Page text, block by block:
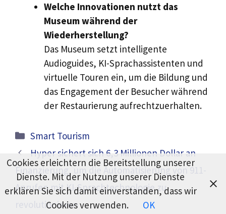
Welche Innovationen nutzt das
Museum während der
Wiederherstellung?
Das Museum setzt intelligente
Audioguides, KI-Sprachassistenten und
virtuelle Touren ein, um die Bildung und
das Engagement der Besucher während
der Restaurierung aufrechtzuerhalten.
Kategorien
Smart Tourism
Hyper sichert sich 6,3 Millionen Dollar an
Finanzierung, um die Automatisierung von 911-
Anrufen mit KI-Sprachtechnologie zu
revolutionieren
Cookies erleichtern die Bereitstellung unserer
Dienste. Mit der Nutzung unserer Dienste
erklären Sie sich damit einverstanden, dass wir
Cookies verwenden.
OK